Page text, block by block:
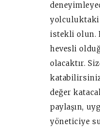
yolculuktaki
istekli olun.
hevesli
olacaktır.
değer
paylaşın,
yöneticiye